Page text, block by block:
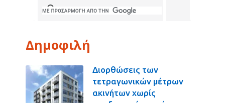
Δημοφιλή
Διορθώσεις των
τετραγωνικών μέτρων
ακινήτων χωρίς